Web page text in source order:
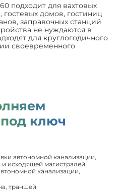
подходит для вахтовых
домов, гостиниц
заправочных станций
не нуждаются в
для круглогодичного
своевременного
ключ
автономной канализации,
исходящей магистралей
канализации,
траншей